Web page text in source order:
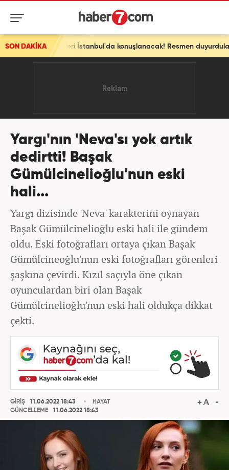
SON DAKİKA
İstanbul'da konuşlanacak! Resmen duyurdular
Yargı'nın 'Neva'sı yok artık
dedirtti! Başak
Gümülcinelioğlu'nun eski
hali...
Yargı dizisinde 'Neva' karakterini oynayan
Başak Gümülcinelioğlu eski hali ile gündem
oldu. Eski fotoğrafları ortaya çıkan Başak
Gümülcineoğlu'nun eski fotoğrafları görenleri
şaşkına çevirdi. Kızıl saçıyla öne çıkan
oyunculardan biri olan Başak
Gümülcinelioğlu'nun eski hali oldukça dikkat
çekti.
GİRİŞ
11.06.2022 18:43
GÜNCELLEME
11.06.2022 18:43
HAYAT